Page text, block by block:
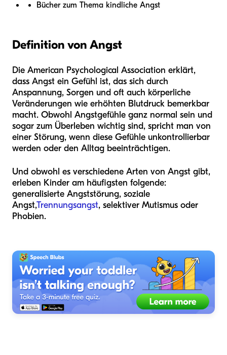
Bücher zum Thema kindliche Angst
Definition von Angst
Die American Psychological Association erklärt,
dass Angst ein Gefühl ist, das sich durch
Anspannung, Sorgen und oft auch körperliche
Veränderungen wie erhöhten Blutdruck bemerkbar
macht. Obwohl Angstgefühle ganz normal sein und
sogar zum Überleben wichtig sind, spricht man von
einer Störung, wenn diese Gefühle unkontrollierbar
werden oder den Alltag beeinträchtigen.
Und obwohl es verschiedene Arten von Angst gibt,
erleben Kinder am häufigsten folgende:
generalisierte Angststörung, soziale
Angst,Trennungsangst, selektiver Mutismus oder
Phobien.